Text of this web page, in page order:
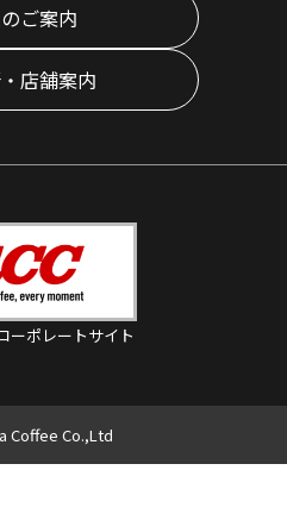
ご案内
店舗案内
ーポレートサイト
Coffee Co.,Ltd